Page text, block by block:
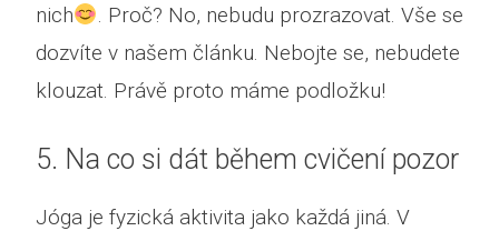
nich
. Proč? No, nebudu prozrazovat. Vše se
dozvíte v našem článku. Nebojte se, nebudete
klouzat. Právě proto máme podložku!
5. Na co si dát během cvičení pozor
Jóga je fyzická aktivita jako každá jiná. V